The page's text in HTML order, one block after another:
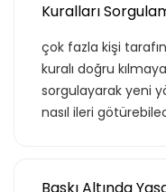
Kuralları
çok fazla kişi
kuralı doğru
sorgulayarak yeni
nasıl ileri